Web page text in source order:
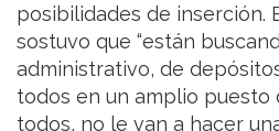
posibilidades de inserción.
sostuvo que “están
administrativo, de
todos en un amplio puesto
todos, no le van a hacer